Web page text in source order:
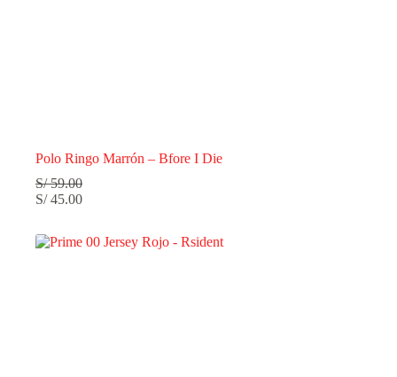
Polo Ringo Marrón – Bfore I Die
S/59.00
S/45.00